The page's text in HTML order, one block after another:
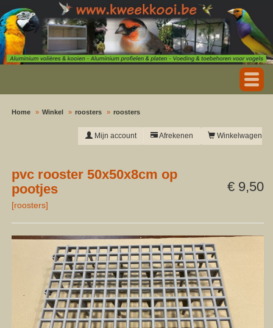
Home Winkel roosters roosters
Winkelwagen
Afrekenen
Mijn account
€ 9,50
pvc rooster 50x50x8cm op
pootjes
[roosters]